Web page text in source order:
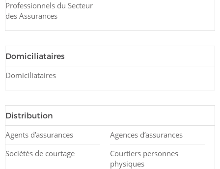
Professionnels du Secteur
des Assurances
Domiciliataires
Domiciliataires
Distribution
Agents d’assurances
Agences d’assurances
Sociétés de courtage
Courtiers personnes
physiques